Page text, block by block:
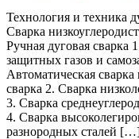
Технология и техника
Сварка
Ручная дуговая сварка
защитных газов и
Автоматическая
сварка 2. Сварка
3. Сварка
4. Сварка
разнородных сталей